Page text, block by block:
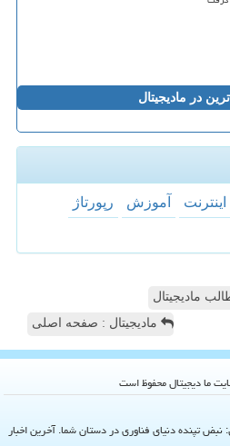
در مادیجیتال
اینترنت آموزش
رپورتاژ
مادیجیتال
مادیجیتال : صفحه اصلی
نبض تپنده دنیای فناوری در دستان شما. آخرین اخبار